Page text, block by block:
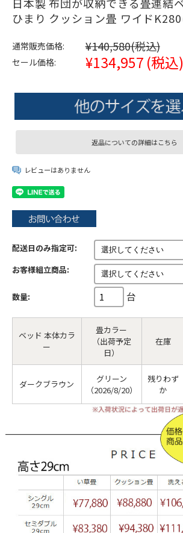
ひまり クッション畳 ワイド
通常販売価格: ¥140,580(税込)
セール価格: ¥134,957 (税込)
返品についての詳細はこちら
レビューはありません
配送日のみ指定可:
お客様組立商品:
数量: 台
ベッド 本体カラ
ー
畳カラー
（出荷予定
日）
在庫
ダークブラウン
グリーン
（2026/8/20）
残りわず
か